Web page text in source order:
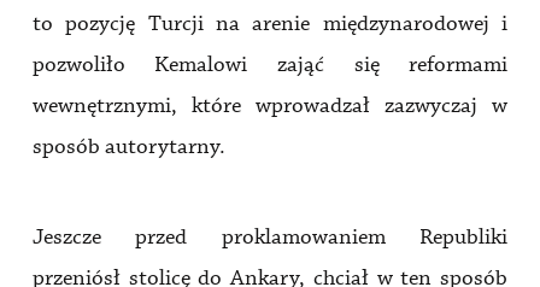
to pozycję Turcji na arenie międzynarodowej i
pozwoliło Kemalowi zająć się reformami
wewnętrznymi, które wprowadzał zazwyczaj w
sposób autorytarny.
Jeszcze przed proklamowaniem Republiki
przeniósł stolicę do Ankary, chciał w ten sposób